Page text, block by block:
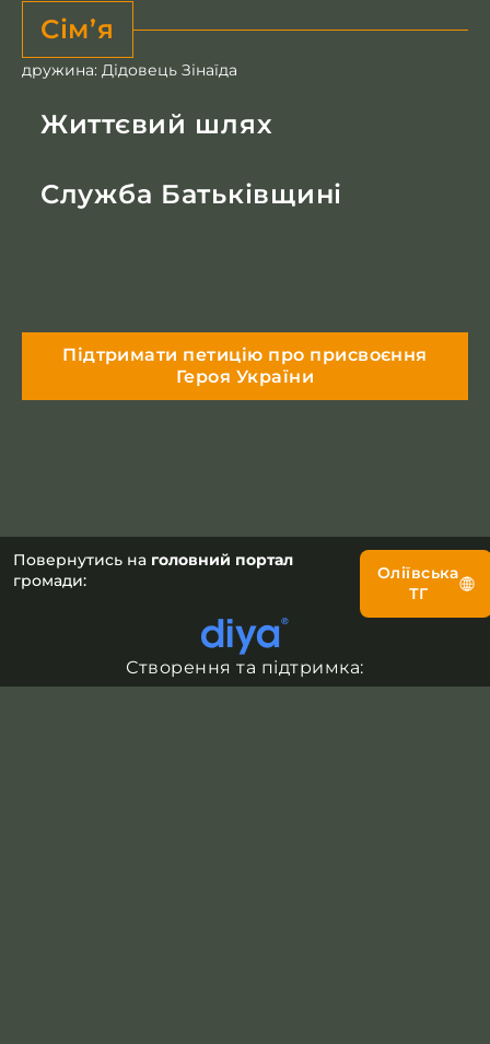
Сім’я
Життєвий шлях
Служба Батьківщині
дружина: Дідовець Зінаїда
Підтримати петицію про присвоєння
Героя України
Повернутись на головний портал
громади:
Оліївська
ТГ
Створення та підтримка: